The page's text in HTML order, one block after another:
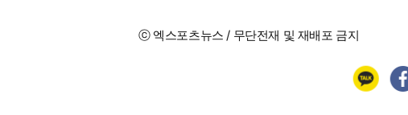
ⓒ 엑스포츠뉴스 / 무단전재 및 재배포 금지